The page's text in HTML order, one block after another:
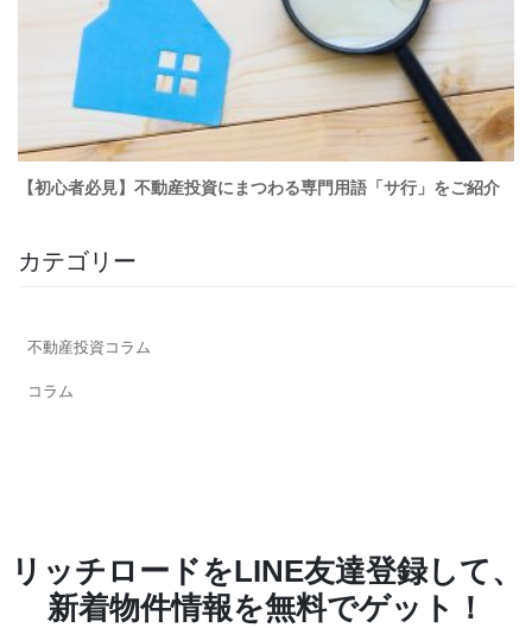
カテゴリー
不動産投資コラム
コラム
リッチロードをLINE友達登録して、
新着物件情報を無料でゲット！